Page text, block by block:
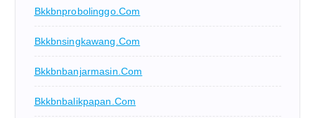
Bkkbnprobolinggo.com
Bkkbnsingkawang.com
Bkkbnbanjarmasin.com
Bkkbnbalikpapan.com